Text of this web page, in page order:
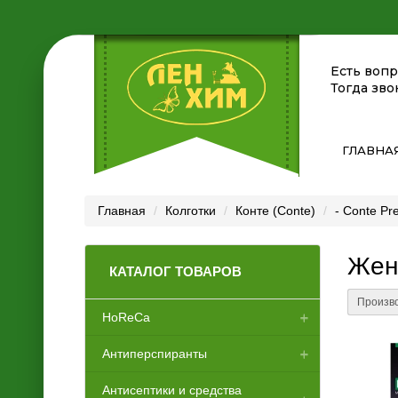
Есть
Тогда
Главная Колготки Конте (Conte) - Conte
КАТАЛОГ ТОВАРОВ
HoReCa
Аксессуары для отелей
Диспенсеры
Антиперспиранты
Женские
Антисептики и средства